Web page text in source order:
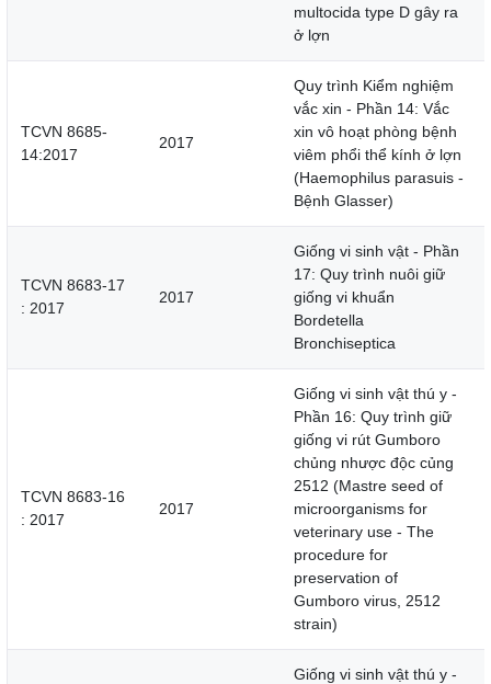
multocida type D gây ra
ở lợn
TCVN 8685-
14:2017
2017
Quy trình Kiểm nghiệm
vắc xin - Phần 14: Vắc
xin vô hoạt phòng bệnh
viêm phổi thể kính ở lợn
(Haemophilus parasuis -
Bệnh Glasser)
TCVN 8683-17
: 2017
2017
Giống vi sinh vật - Phần
17: Quy trình nuôi giữ
giống vi khuẩn
Bordetella
Bronchiseptica
TCVN 8683-16
: 2017
2017
Giống vi sinh vật thú y -
Phần 16: Quy trình giữ
giống vi rút Gumboro
chủng nhược độc củng
2512 (Mastre seed of
microorganisms for
veterinary use - The
procedure for
preservation of
Gumboro virus, 2512
strain)
Giống vi sinh vật thú y -